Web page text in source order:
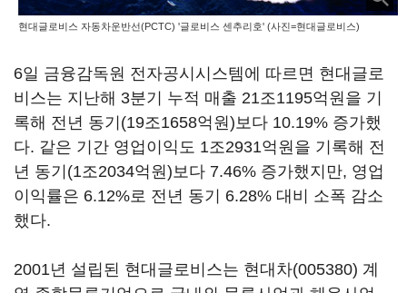
현대글로비스 자동차운반선(PCTC) '글로비스 센추리호' (사진=현대글로비스)
6일 금융감독원 전자공시시스템에 따르면 현대글로
비스는 지난해 3분기 누적 매출 21조1195억원을 기
록해 전년 동기(19조1658억원)보다 10.19% 증가했
다. 같은 기간 영업이익도 1조2931억원을 기록해 전
년 동기(1조2034억원)보다 7.46% 증가했지만, 영업
이익률은 6.12%로 전년 동기 6.28% 대비 소폭 감소
했다.
2001년 설립된 현대글로비스는 현대차(005380) 계